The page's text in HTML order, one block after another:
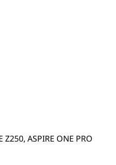
Z250, ASPIRE ONE PRO